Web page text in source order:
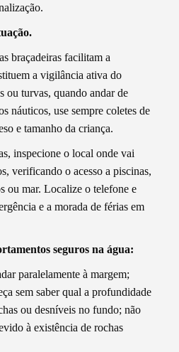
braçadeiras facilitam a
a vigilância ativa do
ou turvas, quando andar de
náuticos, use sempre coletes de
e tamanho da criança.
inspecione o local onde vai
verificando o acesso a piscinas,
ou mar. Localize o telefone e
e a morada de férias em
seguros na água:
paralelamente à margem;
sem saber qual a profundidade
ou desníveis no fundo; não
à existência de rochas